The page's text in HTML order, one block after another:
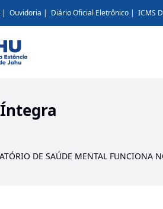
Ouvidoria Diário Oficial Eletrônico ICMS
DE SAÚDE MENTAL FUNCIONA